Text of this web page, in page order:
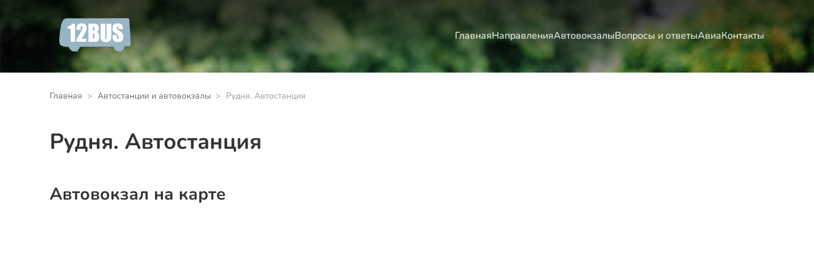
ГлавнаяНаправленияАвтовокзалыВопросы и ответыАвиаКонтакты
Главная Автостанции и автовокзалы Рудня. Автостанция
Рудня. Автостанция
Автовокзал на карте